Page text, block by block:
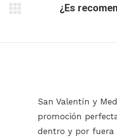
Publicación
¿Es
San Valentín y
promoción
dentro y por fuera